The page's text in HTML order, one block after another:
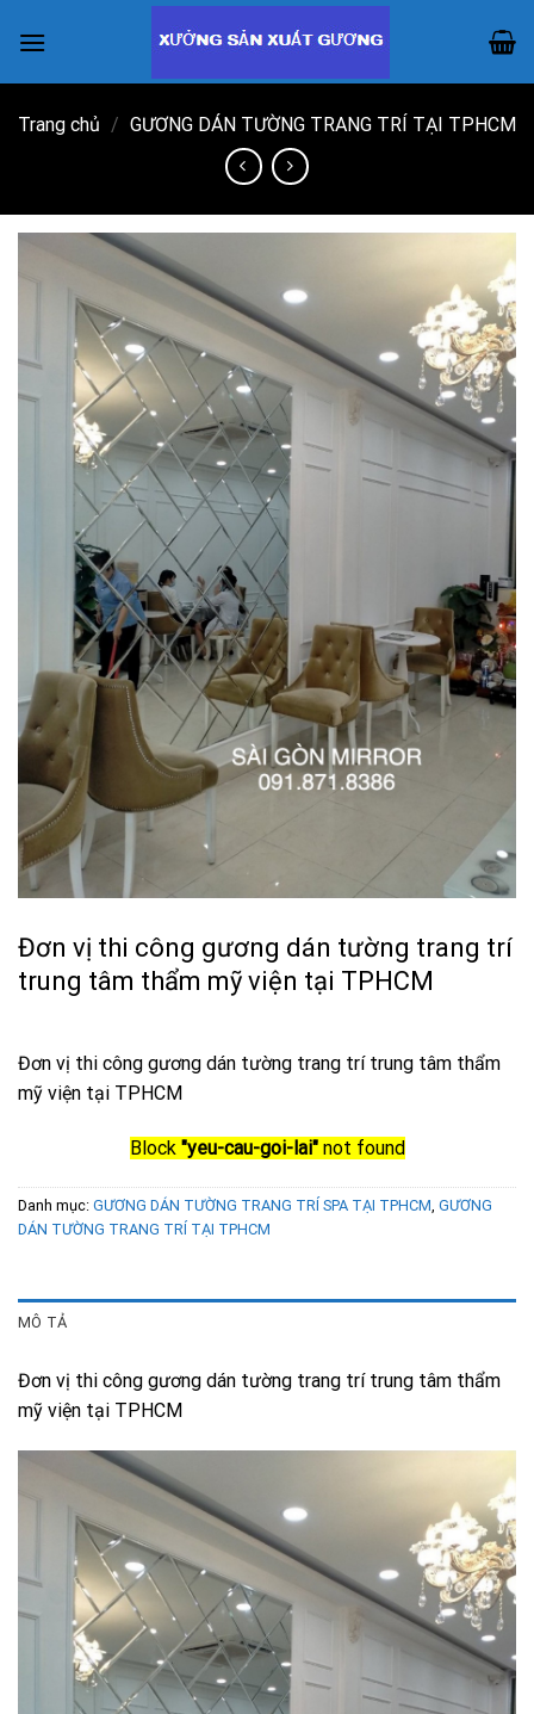
Trang chủ / GƯƠNG DÁN TƯỜNG TRANG TRÍ TẠI TPHCM
Đơn vị thi công gương dán tường trang trí
trung tâm thẩm mỹ viện tại TPHCM
Đơn vị thi công gương dán tường trang trí trung tâm thẩm
mỹ viện tại TPHCM
Block "yeu-cau-goi-lai"not found
Danh mục: GƯƠNG DÁN TƯỜNG TRANG TRÍ SPA TẠI TPHCM, GƯƠNG
DÁN TƯỜNG TRANG TRÍ TẠI TPHCM
MÔ TẢ
Đơn vị thi công gương dán tường trang trí trung tâm thẩm
mỹ viện tại TPHCM